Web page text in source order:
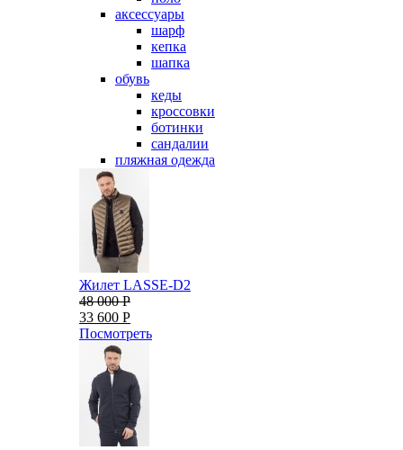
аксессуары
шарф
кепка
шапка
обувь
кеды
кроссовки
ботинки
сандалии
пляжная одежда
Жилет LASSE-D2
48 000 Р
33 600 Р
Посмотреть